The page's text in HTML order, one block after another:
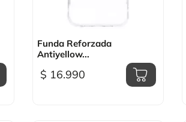
Vista rápida
Funda Reforzada
Antiyellow...
$ 16.990